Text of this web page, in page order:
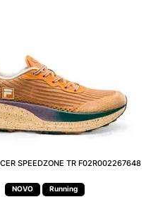
SPEEDZONE TR F02R002267648
Running